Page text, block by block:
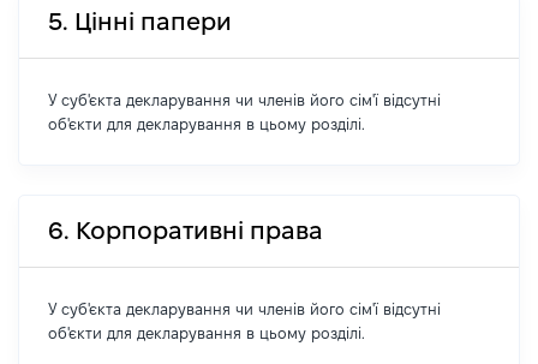
5. Цінні папери
У суб'єкта декларування чи членів його сім'ї відсутні
об'єкти для декларування в цьому розділі.
6. Корпоративні права
У суб'єкта декларування чи членів його сім'ї відсутні
об'єкти для декларування в цьому розділі.